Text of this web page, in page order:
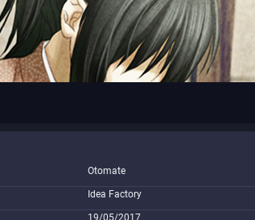
Otomate
Idea Factory
19/05/2017